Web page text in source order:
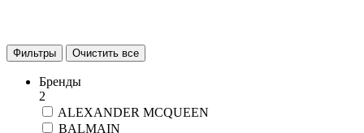
Фильтры Очистить все
Бренды
2
ALEXANDER MCQUEEN
BALMAIN